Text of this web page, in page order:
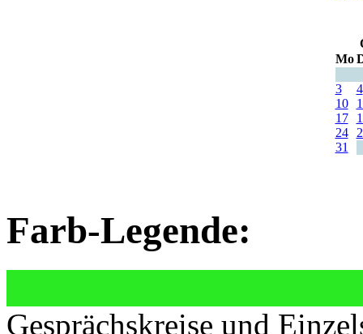
Mo
3
4
10
17
24
31
Farb-Legende:
Gesprächskreise und